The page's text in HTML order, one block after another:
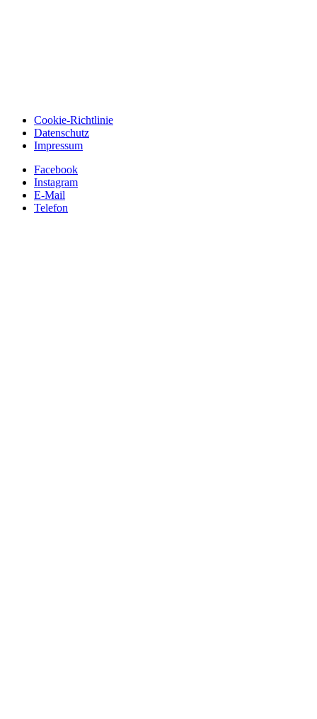
Cookie-Richtlinie
Datenschutz
Impressum
Facebook
Instagram
E-Mail
Telefon